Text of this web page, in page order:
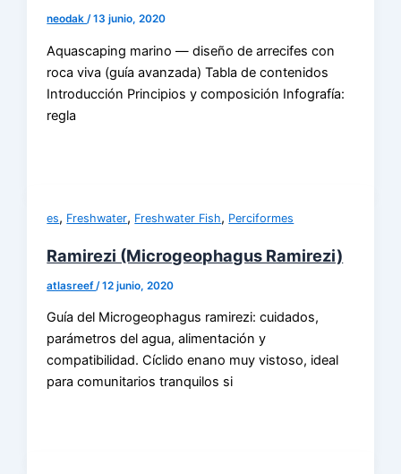
neodak/13 junio, 2020
Aquascaping marino — diseño de arrecifes con
roca viva (guía avanzada) Tabla de contenidos
Introducción Principios y composición Infografía:
regla
es, Freshwater, Freshwater Fish, Perciformes
Ramirezi (Microgeophagus Ramirezi)
atlasreef /12 junio, 2020
Guía del Microgeophagus ramirezi: cuidados,
parámetros del agua, alimentación y
compatibilidad. Cíclido enano muy vistoso, ideal
para comunitarios tranquilos si